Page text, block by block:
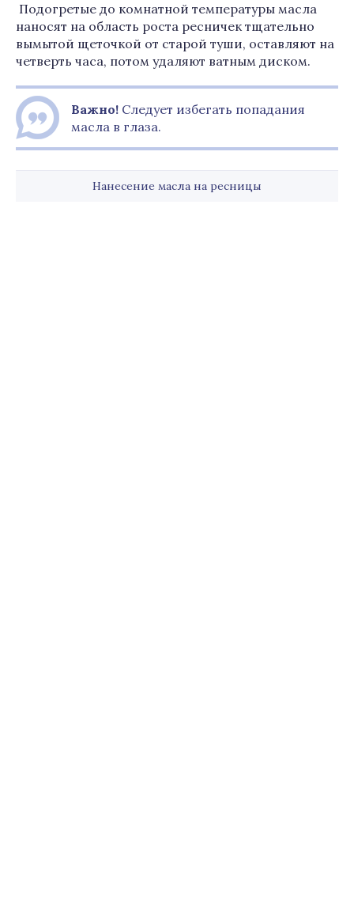
Подогретые до комнатной температуры масла
наносят на область роста ресничек тщательно
вымытой щеточкой от старой туши, оставляют на
четверть часа, потом удаляют ватным диском.
Важно! Следует избегать попадания
масла в глаза.
Нанесение масла на ресницы